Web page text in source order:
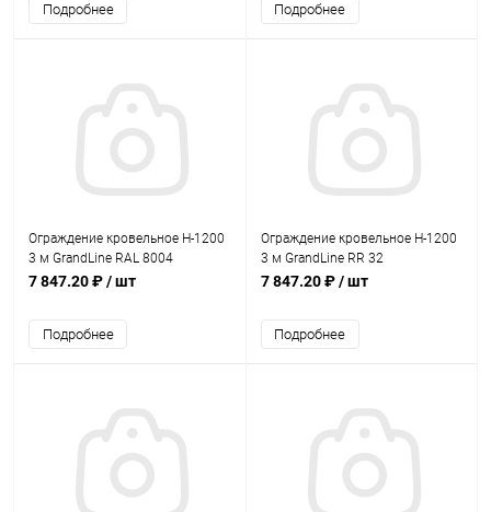
Подробнее Подробнее
Ограждение кровельное Н-1200
3 м GrandLine RAL 8004
7 847.20 ₽/ шт
Подробнее
Ограждение кровельное Н-1200
3 м GrandLine RR 32
7 847.20 ₽/ шт
Подробнее